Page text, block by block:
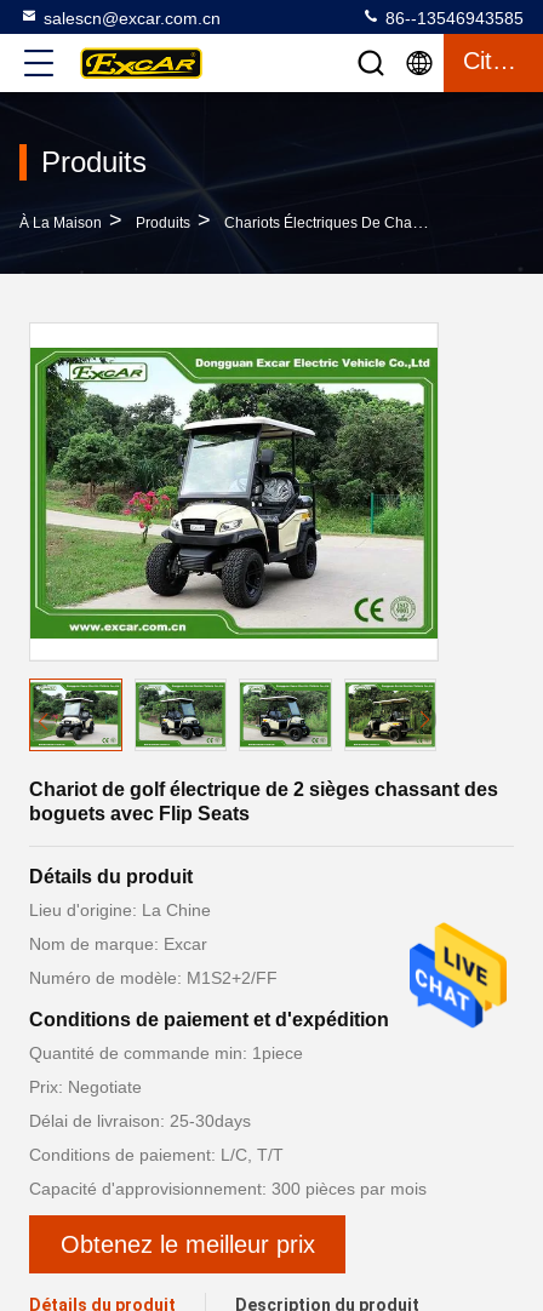
salescn@excar.com.cn 86--13546943585
Citation
Produits
À La Maison > Produits > Chariots Électriques De Chasse
Chariot de golf électrique de 2 sièges chassant des
boguets avec Flip Seats
Détails du produit
Lieu d'origine: La Chine
Nom de marque: Excar
Numéro de modèle: M1S2+2/FF
Conditions de paiement et d'expédition
Quantité de commande min: 1piece
Prix: Negotiate
Délai de livraison: 25-30days
Conditions de paiement: L/C, T/T
Capacité d'approvisionnement: 300 pièces par mois
Obtenez le meilleur prix
Détails du produit Description du produit